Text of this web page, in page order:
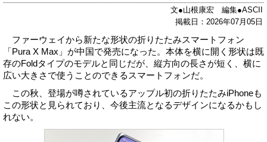
文●山根康宏 編集●ASCII
掲載日：2026年07月05日
ファーウェイから新たな形状の折りたたみスマートフォン
「Pura X Max」が中国で発売になった。本体を横に開く形状は既
存のFoldタイプのモデルと同じだが、縦方向の長さが短く、横に
広い大きさで使うことのできるスマートフォンだ。
この秋、登場が噂されているアップル初の折りたたみiPhoneも
この形状と見られており、今後主流となるデザインになるかもし
れない。